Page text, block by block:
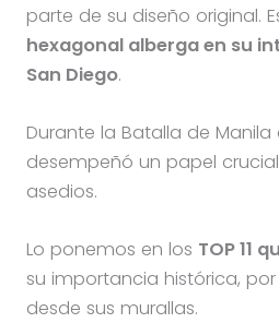
parte de su diseño original.
hexagonal alberga en su
San Diego.
Durante la Batalla de Manila
desempeñó un papel
asedios.
Lo ponemos en los TOP 11
su importancia histórica,
desde sus murallas.